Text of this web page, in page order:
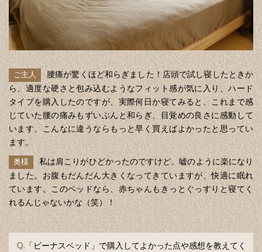
ご主人
腰痛が驚くほど和らぎました！店頭で試し寝したときか
ら、適度な硬さと包み込むようなフィット感が気に入り、ハード
タイプを購入したのですが、実際何日か寝てみると、これまで感
じていた腰の痛みもずいぶんと和らぎ、目覚めの良さに感動して
います。こんなに違うならもっと早く買えばよかったと思ってい
ます。
奥様
私は肩こりがひどかったのですけど、嘘のように楽になり
ました。お腹もだんだん大きくなってきていますが、快適に眠れ
ています。このベッドなら、赤ちゃんもきっとぐっすりと寝てく
れるんじゃないかな（笑）！
Q.「ビーナスベッド」で購入してよかった点や感想を教えてく